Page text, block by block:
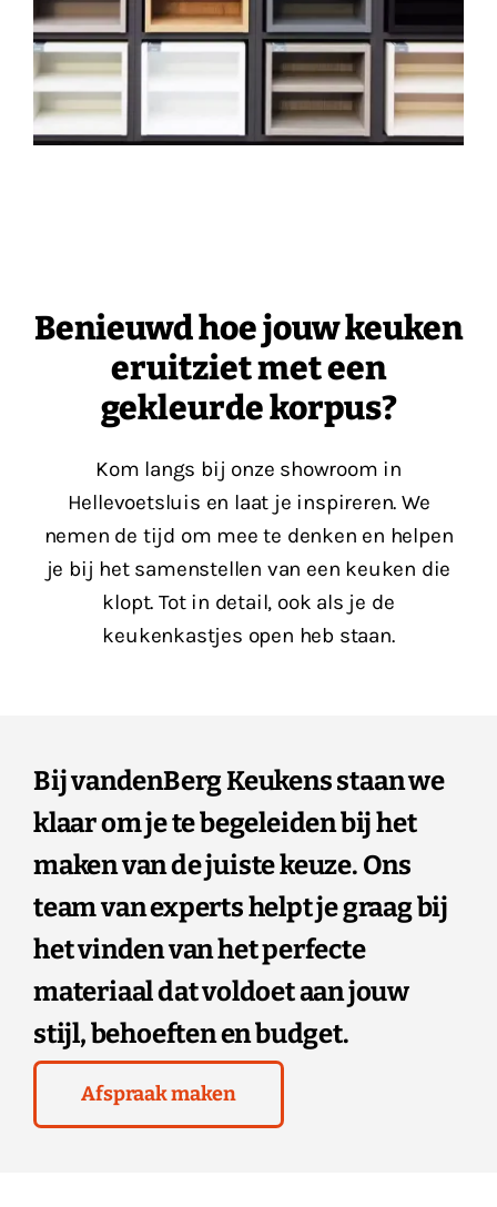
Benieuwd hoe jouw keuken
eruitziet met een
gekleurde korpus?
Kom langs bij onze showroom in
Hellevoetsluis en laat je inspireren. We
nemen de tijd om mee te denken en helpen
je bij het samenstellen van een keuken die
klopt. Tot in detail, ook als je de
keukenkastjes open heb staan.
Bij vandenBerg Keukens staan we
klaar om je te begeleiden bij het
maken van de juiste keuze. Ons
team van experts helpt je graag bij
het vinden van het perfecte
materiaal dat voldoet aan jouw
stijl, behoeften en budget.
Afspraak maken